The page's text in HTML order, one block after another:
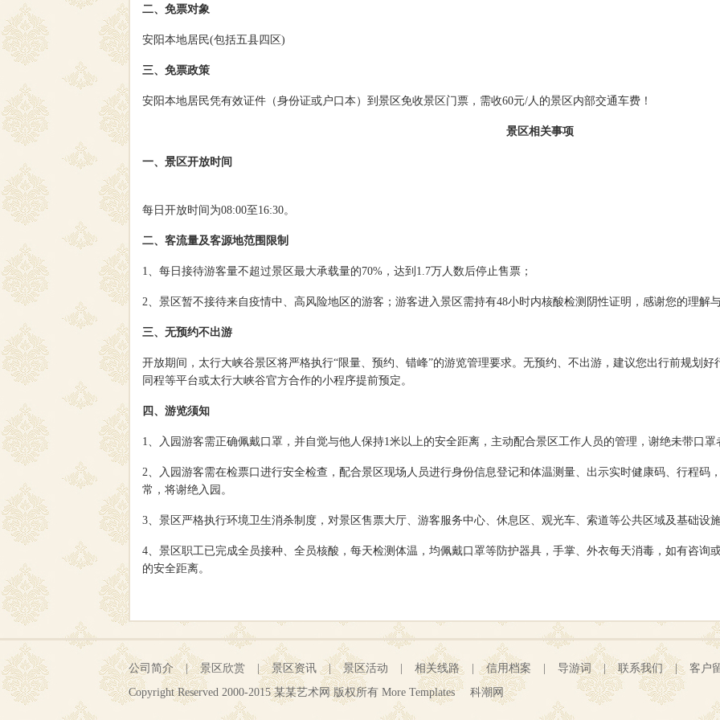
二、免票对象
安阳本地居民(包括五县四区)
三、免票政策
安阳本地居民凭有效证件（身份证或户口本）到景区免收景区门票，需收60元/人的景区内部交通车费！
景区相关事项
一、景区开放时间
每日开放时间为08:00至16:30。
二、客流量及客源地范围限制
1、每日接待游客量不超过景区最大承载量的70%，达到1.7万人数后停止售票；
2、景区暂不接待来自疫情中、高风险地区的游客；游客进入景区需持有48小时内核酸检测阴性证明，感谢您的理解
三、无预约不出游
开放期间，太行大峡谷景区将严格执行“限量、预约、错峰”的游览管理要求。无预约、不出游，建议您出行前规划
同程等平台或太行大峡谷官方合作的小程序提前预定。
四、游览须知
1、入园游客需正确佩戴口罩，并自觉与他人保持1米以上的安全距离，主动配合景区工作人员的管理，谢绝未带口
2、入园游客需在检票口进行安全检查，配合景区现场人员进行身份信息登记和体温测量、出示实时健康码、行程码
常，将谢绝入园。
3、景区严格执行环境卫生消杀制度，对景区售票大厅、游客服务中心、休息区、观光车、索道等公共区域及基础设
4、景区职工已完成全员接种、全员核酸，每天检测体温，均佩戴口罩等防护器具，手掌、外衣每天消毒，如有咨询
的安全距离。
公司简介 | 景区欣赏 景区资讯 | 景区活动 相关线路 信用档案 导游词 | 联系我们 |
客户
Copyright Reserved 2000-2015 某某艺术网 版权所有 More Templates
科潮网